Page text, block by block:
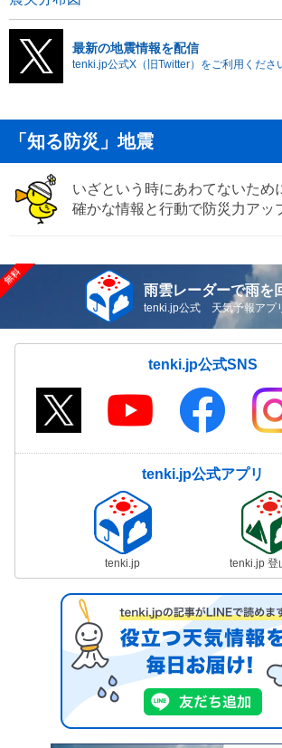
最新の地震情報を配信
tenki.jp公式X（旧Twitter）をご利用くださ
「知る防災」地震
いざという時にあわてないため
確かな情報と行動で防災力アッ
雨雲レーダーで雨を
tenki.jp公式 天気予報アプ
tenki.jp公式SNS
tenki.jp公式アプリ
tenki.jp tenki.jp 登